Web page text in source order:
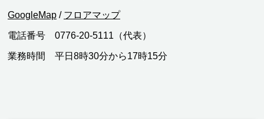
GoogleMap / フロアマップ
電話番号 0776-20-5111（代表）
業務時間 平日8時30分から17時15分